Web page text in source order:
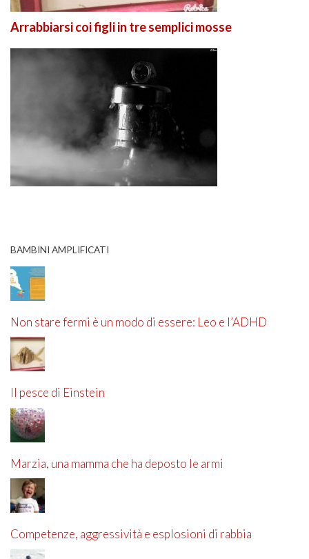
Arrabbiarsi coi figli in tre semplici mosse
BAMBINI AMPLIFICATI
Non stare fermi è un modo di essere: Leo e l’ADHD
Il pesce di Einstein
Marzia, una mamma che ha deposto le armi
Competenze, aggressività e esplosioni di rabbia